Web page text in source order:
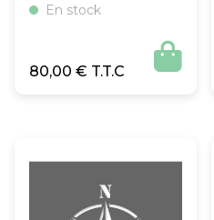
En stock
80,00 € 